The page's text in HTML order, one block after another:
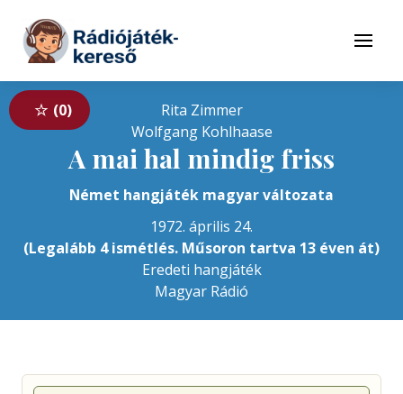
Tovább a tartalomhoz
Menü
0
Rita Zimmer
Wolfgang Kohlhaase
A mai hal mindig friss
Német hangjáték magyar változata
1972. április 24.
(Legalább 4 ismétlés. Műsoron tartva 13 éven át)
Eredeti hangjáték
Magyar Rádió